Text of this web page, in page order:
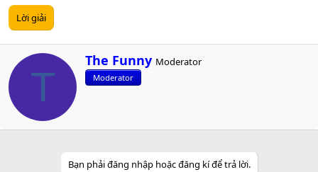
Lời giải
T
W
r
i
n
The Funny Moderator
Moderator
Bạn phải đăng nhập hoặc đăng kí để trả lời.